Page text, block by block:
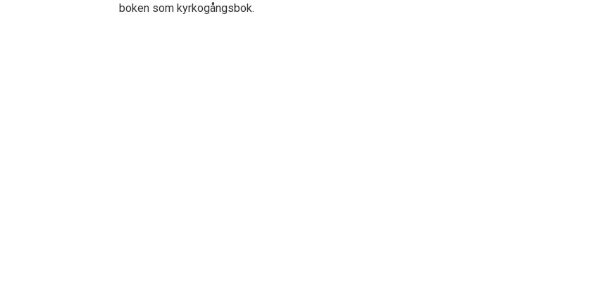
boken som kyrkogångsbok.